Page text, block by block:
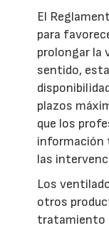
El
para
prolongar la
sentido,
plazos
que los
información
las
Los
otros
tratamiento